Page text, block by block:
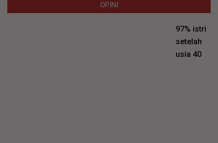
OPINI
97% istri
setelah
usia 40